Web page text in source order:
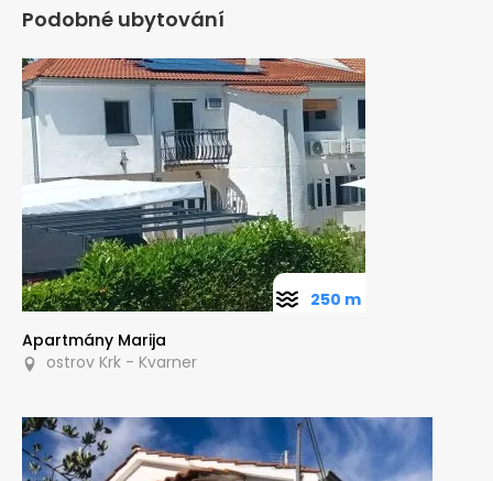
Podobné ubytování
Apartmány Marija
ostrov Krk - Kvarner
250 m